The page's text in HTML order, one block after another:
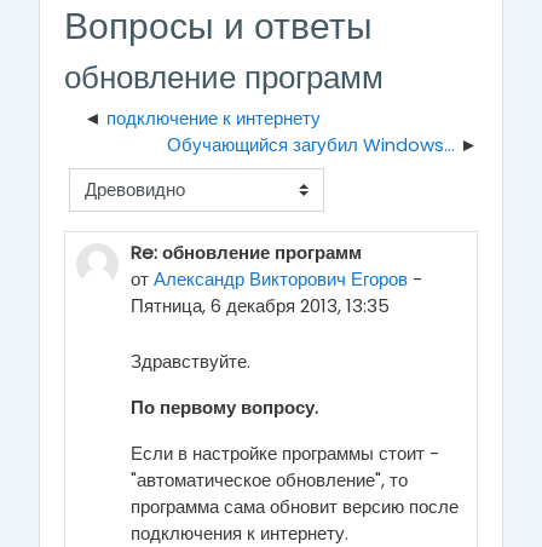
Вопросы и ответы
обновление программ
подключение к интернету
Обучающийся загубил Windows...
Режим отображения
Re: обновление программ
отАлександр Викторович Егоров -
Пятница, 6 декабря 2013, 13:35
Здравствуйте.
По первому вопросу.
Если в настройке программы стоит -
"автоматическое обновление", то
программа сама обновит версию после
подключения к интернету.